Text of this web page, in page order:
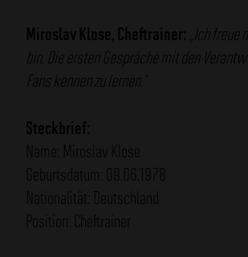
Miroslav Klose, Cheftrainer: „Ich
bin. Die ersten Gespräche mit den
Fans kennen zu lernen.“
Steckbrief:
Name: Miroslav Klose
Geburtsdatum: 09.06.1978
Nationalität: Deutschland
Position: Cheftrainer